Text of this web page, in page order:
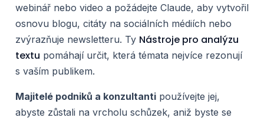
webinář nebo video a požádejte Claude, aby vytvořil
osnovu blogu, citáty na sociálních médiích nebo
zvýrazňuje newsletteru. Ty Nástroje pro analýzu
textu pomáhají určit, která témata nejvíce rezonují
s vaším publikem.
Majitelé podniků a konzultanti používejte jej,
abyste zůstali na vrcholu schůzek, aniž byste se